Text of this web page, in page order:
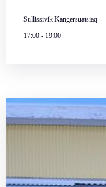
Sullissivik Kangersuatsiaq
17:00 - 19:00